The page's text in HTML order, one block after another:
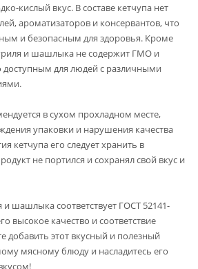
кислый вкус. В составе кетчупа нет
ароматизаторов и консервантов, что
и безопасным для здоровья. Кроме
и шашлыка не содержит ГМО и
доступным для людей с различными
в сухом прохладном месте,
упаковки и нарушения качества
кетчупа его следует хранить в
не портился и сохранял свой вкус и
и шашлыка соответствует ГОСТ 52141-
высокое качество и соответствие
добавить этот вкусный и полезный
мясному блюду и насладитесь его